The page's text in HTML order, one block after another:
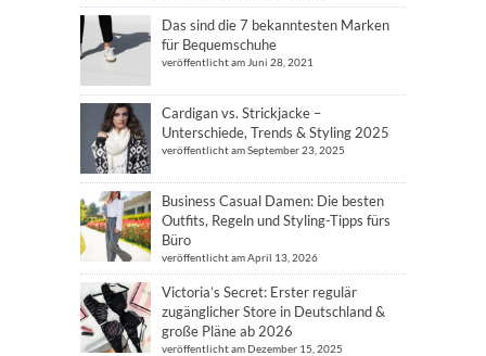
Das sind die 7 bekanntesten Marken
für Bequemschuhe
veröffentlicht am Juni 28, 2021
Cardigan vs. Strickjacke –
Unterschiede, Trends & Styling 2025
veröffentlicht am September 23, 2025
Business Casual Damen: Die besten
Outfits, Regeln und Styling-Tipps fürs
Büro
veröffentlicht am April 13, 2026
Victoria’s Secret: Erster regulär
zugänglicher Store in Deutschland &
große Pläne ab 2026
veröffentlicht am Dezember 15, 2025